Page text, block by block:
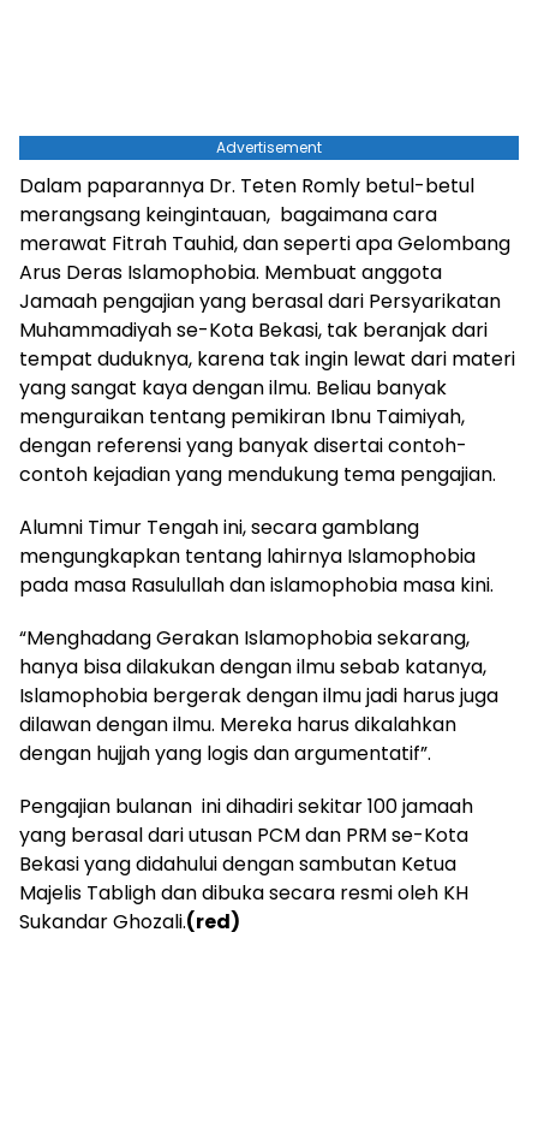
Advertisement
Dalam paparannya Dr. Teten Romly betul-betul
merangsang keingintauan, bagaimana cara
merawat Fitrah Tauhid, dan seperti apa Gelombang
Arus Deras Islamophobia. Membuat anggota
Jamaah pengajian yang berasal dari Persyarikatan
Muhammadiyah se-Kota Bekasi, tak beranjak dari
tempat duduknya, karena tak ingin lewat dari materi
yang sangat kaya dengan ilmu. Beliau banyak
menguraikan tentang pemikiran Ibnu Taimiyah,
dengan referensi yang banyak disertai contoh-
contoh kejadian yang mendukung tema pengajian.
Alumni Timur Tengah ini, secara gamblang
mengungkapkan tentang lahirnya Islamophobia
pada masa Rasulullah dan islamophobia masa kini.
“Menghadang Gerakan Islamophobia sekarang,
hanya bisa dilakukan dengan ilmu sebab katanya,
Islamophobia bergerak dengan ilmu jadi harus juga
dilawan dengan ilmu. Mereka harus dikalahkan
dengan hujjah yang logis dan argumentatif”.
Pengajian bulanan ini dihadiri sekitar 100 jamaah
yang berasal dari utusan PCM dan PRM se-Kota
Bekasi yang didahului dengan sambutan Ketua
Majelis Tabligh dan dibuka secara resmi oleh KH
Sukandar Ghozali.(red)